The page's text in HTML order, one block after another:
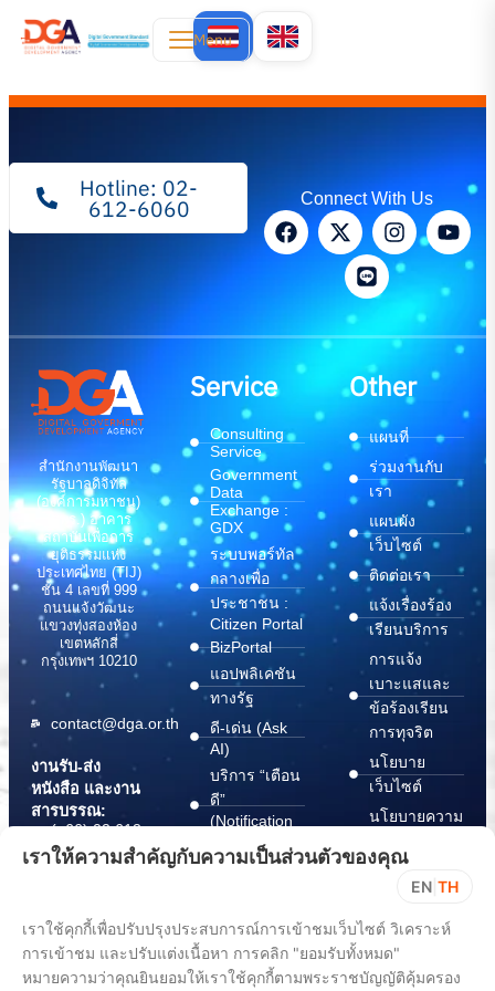
Menu
Hotline: 02-
612-6060 Connect With Us
สำนักงานพัฒนา
รัฐบาลดิจิทัล
(องค์การมหาชน)
(สพร.) อาคาร
สถาบันเพื่อการ
ยุติธรรมแห่ง
ประเทศไทย (TIJ)
ชั้น 4 เลขที่ 999
ถนนแจ้งวัฒนะ
แขวงทุ่งสองห้อง
เขตหลักสี่
กรุงเทพฯ 10210
contact@dga.or.th
งานรับ-ส่ง
หนังสือ และงาน
สารบรรณ:
(+66) 02 612
6000
saraban@dga.or.th
Center:
(+66) 02 612
Service
Consulting
Service
Government
Data
Exchange :
GDX
ระบบพอร์ทัล
กลางเพื่อ
ประชาชน :
Citizen Portal
BizPortal
แอปพลิเคชัน
ทางรัฐ
ดี-เด่น (Ask
AI)
บริการ “เตือน
ดี”
(Notification
บริการ
(Document
Wallet)
Other
แผนที่
ร่วมงานกับ
เรา
แผนผัง
เว็บไซต์
ติดต่อเรา
แจ้งเรื่องร้อง
เรียนบริการ
การแจ้ง
เบาะแสและ
ข้อร้องเรียน
การทุจริต
นโยบาย
เว็บไซต์
นโยบายความ
ปลอดภัย
สารสนเทศ
ChangeLog
เราให้ความสำคัญกับความเป็นส่วนตัวของคุณ
EN TH
เราใช้คุกกี้เพื่อปรับปรุงประสบการณ์การเข้าชมเว็บไซต์ วิเคราะห์
การเข้าชม และปรับแต่งเนื้อหา การคลิก "ยอมรับทั้งหมด"
หมายความว่าคุณยินยอมให้เราใช้คุกกี้ตามพระราชบัญญัติคุ้มครอง